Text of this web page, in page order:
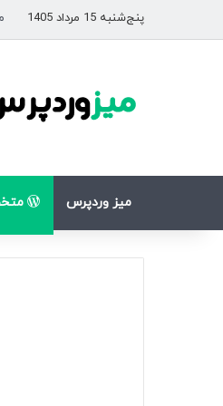
پنج‌شنبه 15 مرداد 1405
میز وردپرس